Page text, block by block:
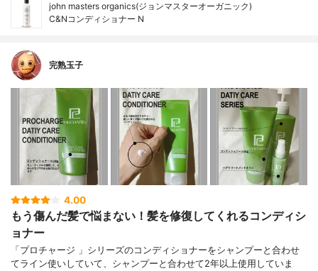
john masters organics(ジョンマスターオーガニック)
C&Nコンディショナー N
完熟玉子
4.00
もう傷んだ髪で悩まない！髪を修復してくれるコンディシ
ョナー
「プロチャージ 」シリーズのコンディショナーをシャンプーと合わせ
てライン使いしていて、シャンプーと合わせて2年以上使用していま